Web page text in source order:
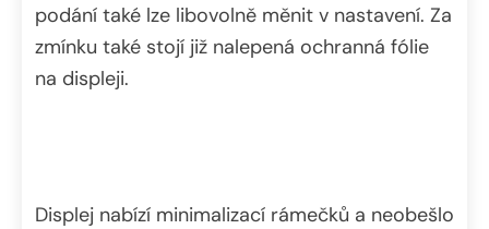
podání také lze libovolně měnit v nastavení. Za
zmínku také stojí již nalepená ochranná fólie
na displeji.
Displej nabízí minimalizací rámečků a neobešlo